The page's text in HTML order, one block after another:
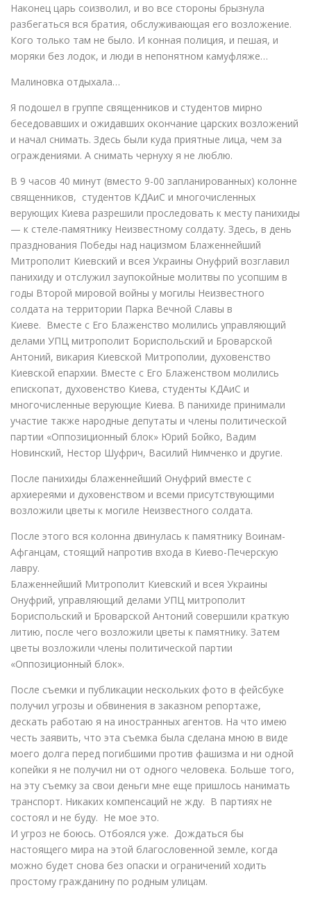
Наконец царь соизволил, и во все стороны брызнула
разбегаться вся братия, обслуживающая его возложение.
Кого только там не было. И конная полиция, и пешая, и
моряки без лодок, и люди в непонятном камуфляже…
Малиновка отдыхала…
Я подошел в группе священников и студентов мирно
беседовавших и ожидавших окончание царских возложений
и начал снимать. Здесь были куда приятные лица, чем за
ограждениями. А снимать чернуху я не люблю.
В 9 часов 40 минут (вместо 9-00 запланированных) колонне
священников, студентов КДАиС и многочисленных
верующих Киева разрешили проследовать к месту панихиды
— к стеле-памятнику Неизвестному солдату. Здесь, в день
празднования Победы над нацизмом Блаженнейший
Митрополит Киевский и всея Украины Онуфрий возглавил
панихиду и отслужил заупокойные молитвы по усопшим в
годы Второй мировой войны у могилы Неизвестного
солдата на территории Парка Вечной Славы в
Киеве. Вместе с Его Блаженство молились управляющий
делами УПЦ митрополит Бориспольский и Броварской
Антоний, викария Киевской Митрополии, духовенство
Киевской епархии. Вместе с Его Блаженством молились
епископат, духовенство Киева, студенты КДАиС и
многочисленные верующие Киева. В панихиде принимали
участие также народные депутаты и члены политической
партии «Оппозиционный блок» Юрий Бойко, Вадим
Новинский, Нестор Шуфрич, Василий Нимченко и другие.
После панихиды блаженнейший Онуфрий вместе с
архиереями и духовенством и всеми присутствующими
возложили цветы к могиле Неизвестного солдата.
После этого вся колонна двинулась к памятнику Воинам-
Афганцам, стоящий напротив входа в Киево-Печерскую
лавру.
Блаженнейший Митрополит Киевский и всея Украины
Онуфрий, управляющий делами УПЦ митрополит
Бориспольский и Броварской Антоний совершили краткую
литию, после чего возложили цветы к памятнику. Затем
цветы возложили члены политической партии
«Оппозиционный блок».
После съемки и публикации нескольких фото в фейсбуке
получил угрозы и обвинения в заказном репортаже,
дескать работаю я на иностранных агентов. На что имею
честь заявить, что эта съемка была сделана мною в виде
моего долга перед погибшими против фашизма и ни одной
копейки я не получил ни от одного человека. Больше того,
на эту съемку за свои деньги мне еще пришлось нанимать
транспорт. Никаких компенсаций не жду. В партиях не
состоял и не буду. Не мое это.
И угроз не боюсь. Отбоялся уже. Дождаться бы
настоящего мира на этой благословенной земле, когда
можно будет снова без опаски и ограничений ходить
простому гражданину по родным улицам.